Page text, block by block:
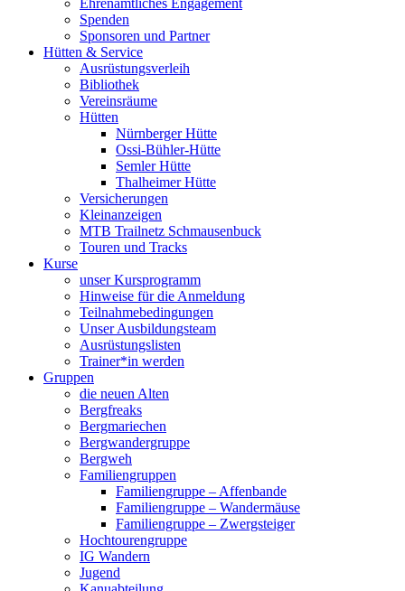
Ehrenamtliches Engagement
Spenden
Sponsoren und Partner
Hütten & Service
Ausrüstungsverleih
Bibliothek
Vereinsräume
Hütten
Nürnberger Hütte
Ossi-Bühler-Hütte
Semler Hütte
Thalheimer Hütte
Versicherungen
Kleinanzeigen
MTB Trailnetz Schmausenbuck
Touren und Tracks
Kurse
unser Kursprogramm
Hinweise für die Anmeldung
Teilnahmebedingungen
Unser Ausbildungsteam
Ausrüstungslisten
Trainer*in werden
Gruppen
die neuen Alten
Bergfreaks
Bergmariechen
Bergwandergruppe
Bergweh
Familiengruppen
Familiengruppe – Affenbande
Familiengruppe – Wandermäuse
Familiengruppe – Zwergsteiger
Hochtourengruppe
IG Wandern
Jugend